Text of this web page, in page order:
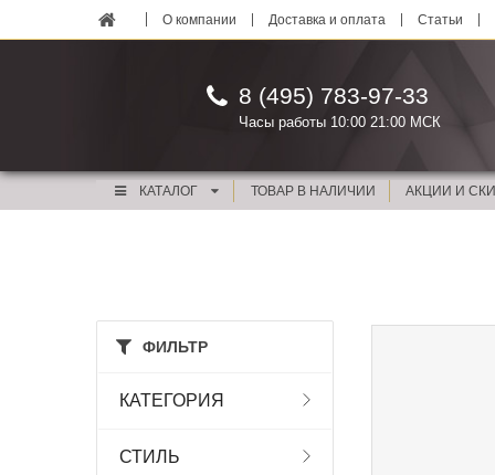
О компании Доставка и оплата Статьи
8 (495) 783-97-33
Часы работы 10:00 21:00 МСК
КАТАЛОГ ТОВАР В НАЛИЧИИ АКЦИИ И
ФИЛЬТР
КАТЕГОРИЯ
СТИЛЬ